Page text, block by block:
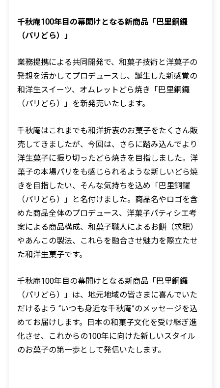
千秋庵100年目の幕開けとなる新商品「巴里銅鑼
（パリどら）」
業務提携による共同開発で、和菓子技術と洋菓子の
発想を活かしてプロデュースし、誕生した新感覚の
和洋生スイーツ、オムレットどら焼き「巴里銅鑼
（パリどら）」を新発売いたします。
千秋庵はこれまでも和洋折衷のお菓子をたくさん販
売してきましたが、今回は、さらに踏み込んでより
洋生菓子に振り切ったどら焼きを目指しました。洋
菓子の本場パリをも感じられるような新しいどら焼
きを目指したい、そんな気持ちを込め「巴里銅鑼
（パリどら）」と名付けました。商品名やロゴを含
めた商品全体のプロデュース、洋菓子パティシエ考
案による商品構成、和菓子職人によるお餅（求肥）
やあんこの製法、これらを融合させ魅力を際立たせ
た和洋生菓子です。
千秋庵100年目の幕開けとなる新商品「巴里銅鑼
（パリどら）」は、地元地域の皆さまに喜んでいた
だけるよう “いつも身近な千秋庵”のメッセージを込
めてお届けします。日本の和菓子文化を受け継ぎ進
化させ、これからの100年に向けた新しいスタイル
のお菓子の第一歩として発信いたします。